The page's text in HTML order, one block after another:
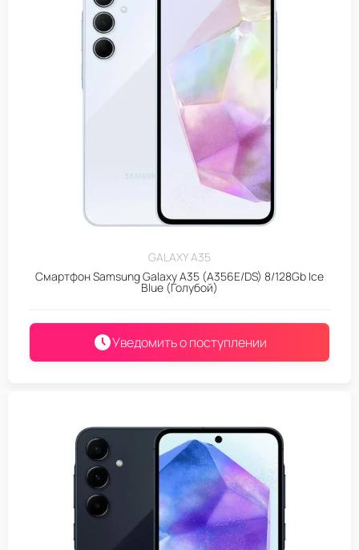
GALAXY A35
Смартфон Samsung Galaxy A35 (A356E/DS) 8/128Gb Ice
Blue (Голубой)
Уведомить о поступлении